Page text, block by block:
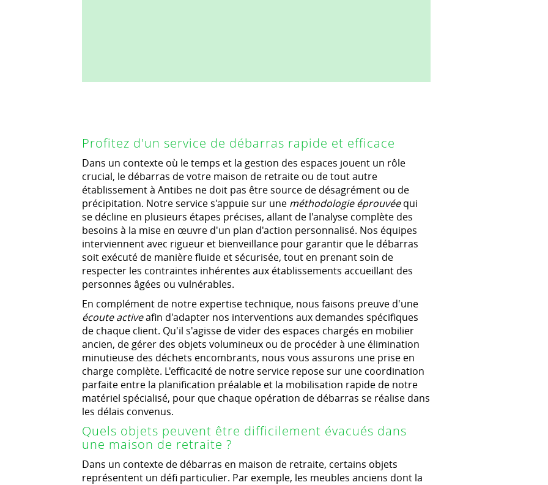
Profitez d'un service de débarras rapide et efficace
Dans un contexte où le temps et la gestion des espaces jouent un rôle
crucial, le débarras de votre maison de retraite ou de tout autre
établissement à Antibes ne doit pas être source de désagrément ou de
précipitation. Notre service s'appuie sur une méthodologie éprouvéequi
se décline en plusieurs étapes précises, allant de l'analyse complète des
besoins à la mise en œuvre d'un plan d'action personnalisé. Nos équipes
interviennent avec rigueur et bienveillance pour garantir que le débarras
soit exécuté de manière fluide et sécurisée, tout en prenant soin de
respecter les contraintes inhérentes aux établissements accueillant des
personnes âgées ou vulnérables.
En complément de notre expertise technique, nous faisons preuve d'une
écoute activeafin d'adapter nos interventions aux demandes spécifiques
de chaque client. Qu'il s'agisse de vider des espaces chargés en mobilier
ancien, de gérer des objets volumineux ou de procéder à une élimination
minutieuse des déchets encombrants, nous vous assurons une prise en
charge complète. L'efficacité de notre service repose sur une coordination
parfaite entre la planification préalable et la mobilisation rapide de notre
matériel spécialisé, pour que chaque opération de débarras se réalise dans
les délais convenus.
Quels objets peuvent être difficilement évacués dans
une maison de retraite ?
Dans un contexte de débarras en maison de retraite, certains objets
représentent un défi particulier. Par exemple, les meubles anciens dont la